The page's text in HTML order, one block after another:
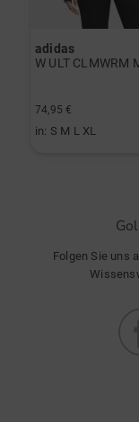
adidas
74,95 €
in: S M L XL
Folgen Sie uns